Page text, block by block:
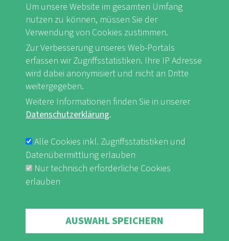
FB Youtube Instagram
Impressum & Datenschutz
Um unsere Website im gesamten Umfang
nutzen zu können, müssen Sie der
Verwendung von Cookies zustimmen.
Zur Verbesserung unseres Web-Portals
erfassen wir Zugriffsstatistiken. Ihre IP Adresse
wird dabei anonymisiert und nicht an Dritte
weitergegeben.
Weitere Informationen finden Sie in unserer
Datenschutzerklärung.
Alle Cookies inkl. Zugriffsstatistiken und
Datenübermittlung erlauben
Nur technisch erforderliche Cookies
erlauben
AUSWAHL SPEICHERN
Withdraw consent